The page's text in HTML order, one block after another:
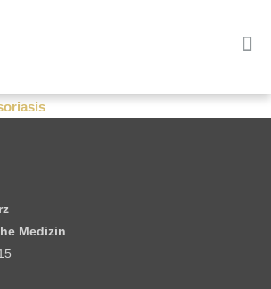
Medizin